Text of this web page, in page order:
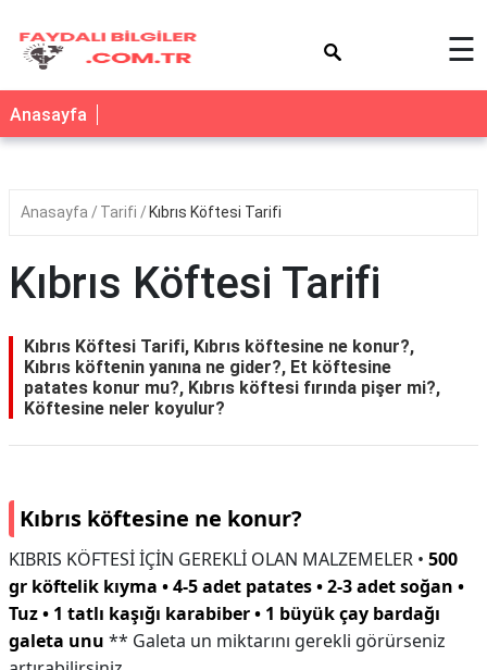
☰
Anasayfa
Anasayfa Tarifi Kıbrıs Köftesi Tarifi
Kıbrıs Köftesi Tarifi
Kıbrıs Köftesi Tarifi, Kıbrıs köftesine ne konur?,
Kıbrıs köftenin yanına ne gider?, Et köftesine
patates konur mu?, Kıbrıs köftesi fırında pişer mi?,
Köftesine neler koyulur?
Kıbrıs köftesine ne konur?
KIBRIS KÖFTESİ İÇİN GEREKLİ OLAN MALZEMELER • 500
gr köftelik kıyma • 4-5 adet patates • 2-3 adet soğan •
Tuz • 1 tatlı kaşığı karabiber • 1 büyük çay bardağı
galeta unu ** Galeta un miktarını gerekli görürseniz